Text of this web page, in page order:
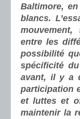
Baltimore,
blancs.
mouvement,
entre les
possibilité
spécificité
avant, il y a
participation
et luttes et
maintenir la